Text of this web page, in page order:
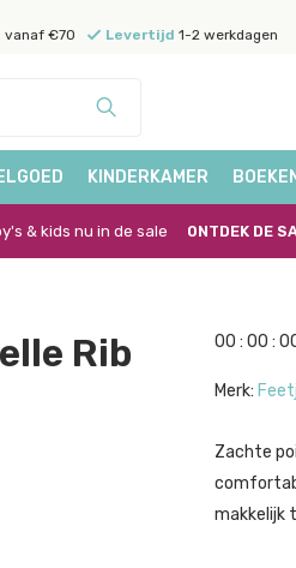
vanaf €70 Levertijd 1-2 werkdagen
KINDERKAMER BOEKEN
& kids nu in de sale ONTDEK DE
Rib
00 : 00 : 0
Merk:
Zachte
makkelijk